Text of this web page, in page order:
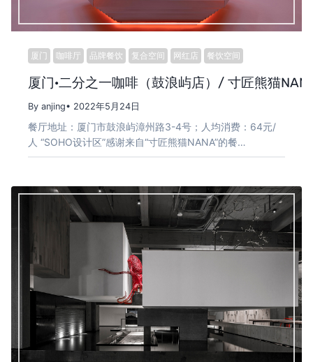
厦门 咖啡厅 品牌餐饮 复合空间 网红店 餐饮空间
厦门·二分之一咖啡（鼓浪屿店）/ 寸匠熊猫
By anjing• 2022年5月24日
餐厅地址：厦门市鼓浪屿漳州路3-4号；人均消费：64元/
人 “SOHO设计区”感谢来自“寸匠熊猫NANA”的餐…